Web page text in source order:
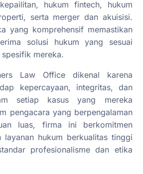
hukum fintech, hukum
serta merger dan akuisisi.
yang komprehensif memastikan
solusi hukum yang sesuai
mereka.
Law Office dikenal karena
kepercayaan, integritas, dan
setiap kasus yang mereka
pengacara yang berpengalaman
luas, firma ini berkomitmen
layanan hukum berkualitas tinggi
profesionalisme dan etika